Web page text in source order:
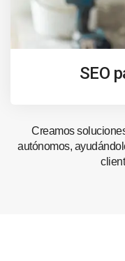
SEO
Creamos
autónomos,